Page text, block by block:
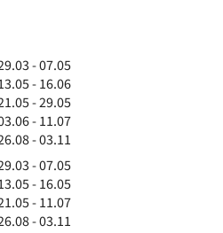
- 07.05
- 16.06
- 29.05
- 11.07
- 03.11
- 07.05
- 16.05
- 11.07
- 03.11